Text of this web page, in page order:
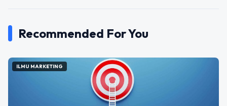
Recommended For You
ILMU MARKETING